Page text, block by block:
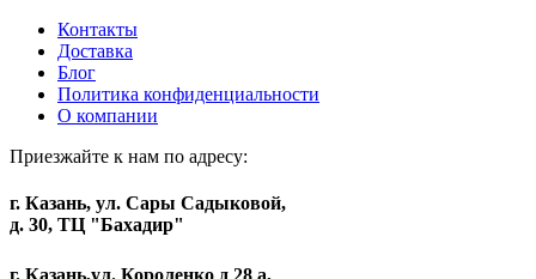
Контакты
Доставка
Блог
Политика конфиденциальности
О компании
Приезжайте к нам по адресу:
г. Казань, ул. Сары Садыковой,
д. 30, ТЦ "Бахадир"
г. Казань,ул. Короленко д 28 а,